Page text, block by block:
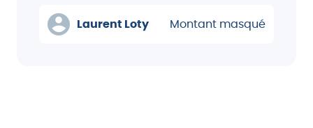
Laurent Loty Montant masqué